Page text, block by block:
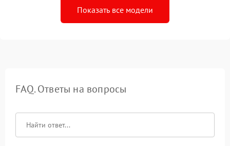
Показать все модели
FAQ. Ответы на вопросы